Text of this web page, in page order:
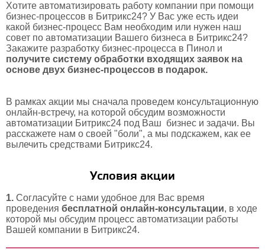
Хотите автоматизировать работу компании при помощи
бизнес-процессов в Битрикс24? У Вас уже есть идеи
какой бизнес-процесс Вам необходим или нужен наш
совет по автоматизации Вашего бизнеса в Битрикс24?
Закажите разработку бизнес-процесса в Пинол и
получите систему обработки входящих заявок на
основе двух бизнес-процессов в подарок.
В рамках акции мы сначала проведем консультационную
онлайн-встречу, на которой обсудим возможности
автоматизации Битрикс24 под Ваш бизнес и задачи. Вы
расскажете нам о своей "боли", а мы подскажем, как ее
вылечить средствами Битрикс24.
Условия акции
1. Согласуйте с нами удобное для Вас время
проведения бесплатной онлайн-консультации, в ходе
которой мы обсудим процесс автоматизации работы
Вашей компании в Битрикс24.